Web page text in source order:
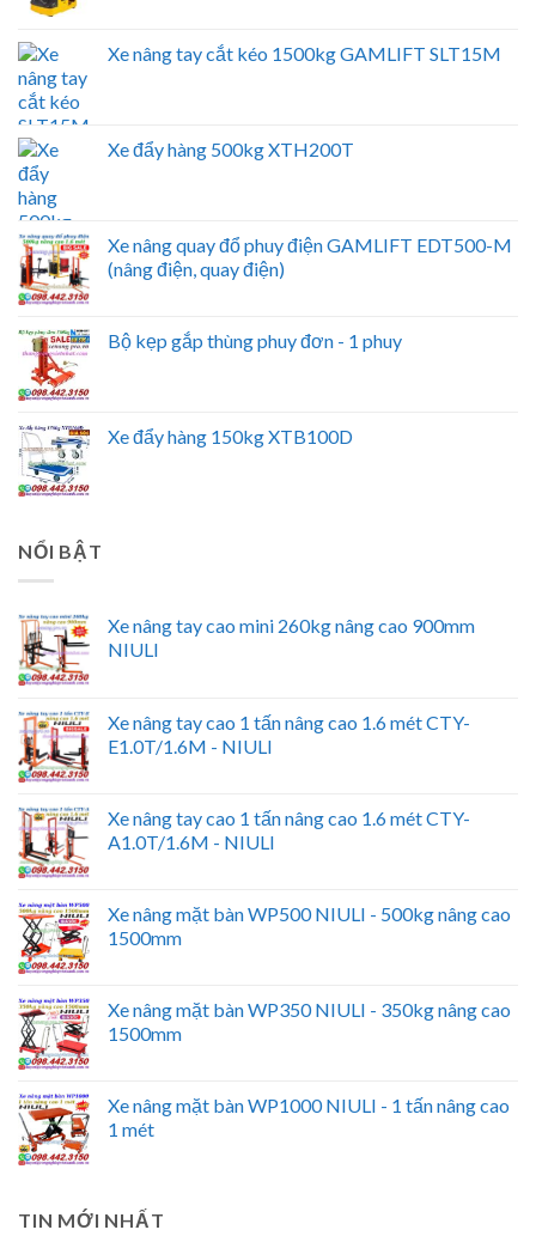
Xe nâng tay cắt kéo 1500kg GAMLIFT SLT15M
Xe đẩy hàng 500kg XTH200T
Xe nâng quay đổ phuy điện GAMLIFT EDT500-M
(nâng điện, quay điện)
Bộ kẹp gắp thùng phuy đơn - 1 phuy
Xe đẩy hàng 150kg XTB100D
NỔI BẬT
Xe nâng tay cao mini 260kg nâng cao 900mm
NIULI
Xe nâng tay cao 1 tấn nâng cao 1.6 mét CTY-
E1.0T/1.6M - NIULI
Xe nâng tay cao 1 tấn nâng cao 1.6 mét CTY-
A1.0T/1.6M - NIULI
Xe nâng mặt bàn WP500 NIULI - 500kg nâng cao
1500mm
Xe nâng mặt bàn WP350 NIULI - 350kg nâng cao
1500mm
Xe nâng mặt bàn WP1000 NIULI - 1 tấn nâng cao
1 mét
TIN MỚI NHẤT